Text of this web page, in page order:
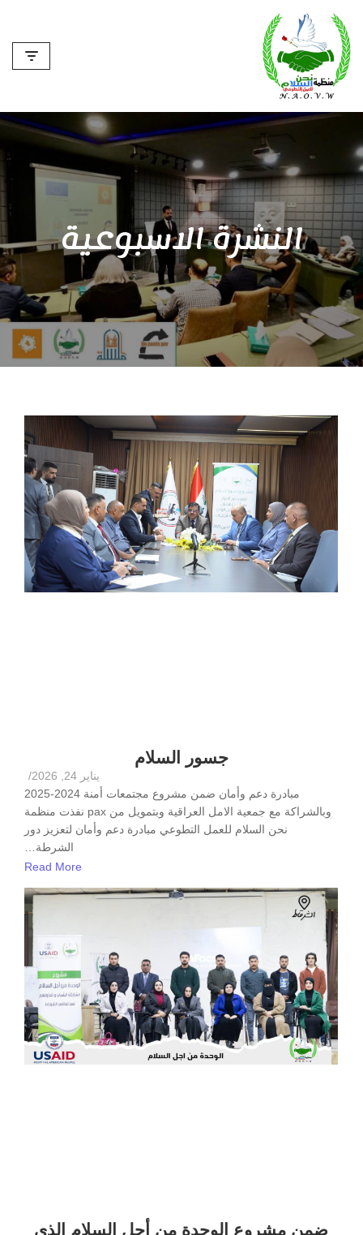
تخطى
إلى
المحتوى
النشرة الاسبوعية
جسور السلام
يناير 24, 2026
/
مبادرة دعم وأمان ضمن مشروع مجتمعات أمنة 2024-2025
وبالشراكة مع جمعية الامل العراقية وبتمويل من pax نفذت منظمة
نحن السلام للعمل التطوعي مبادرة دعم وأمان لتعزيز دور
الشرطة…
Read More
ضمن مشروع الوحدة من أجل السلام الذي